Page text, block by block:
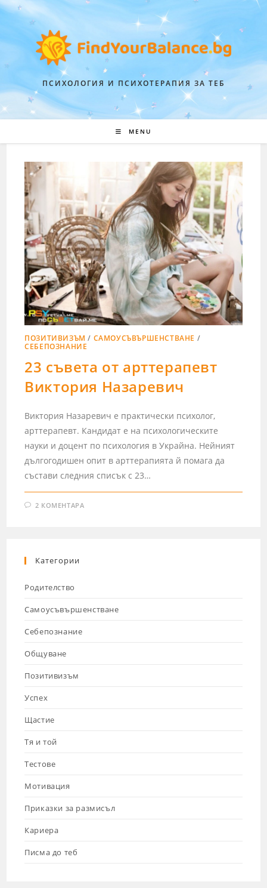
ПСИХОЛОГИЯ И ПСИХОТЕРАПИЯ ЗА ТЕБ
MENU
ПОЗИТИВИЗЪМ / САМОУСЪВЪРШЕНСТВАНЕ /
СЕБЕПОЗНАНИЕ
23 съвета от арттерапевт
Виктория Назаревич
Виктория Назаревич е практически психолог,
арттерапевт. Кандидат е на психологическите
науки и доцент по психология в Украйна. Нейният
дългогодишен опит в арттерапията й помага да
състави следния списък с 23…
2 КОМЕНТАРА
Категории
Родителство
Самоусъвършенстване
Себепознание
Общуване
Позитивизъм
Успех
Щастие
Тя и той
Тестове
Мотивация
Приказки за размисъл
Кариера
Писма до теб